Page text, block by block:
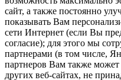
сайт, а также постоянно
показывать Вам
сети Интернет (если Вы
согласие); для этого мы
партнерами (в том числе,
партнеров Вам также может
других веб-сайтах, не